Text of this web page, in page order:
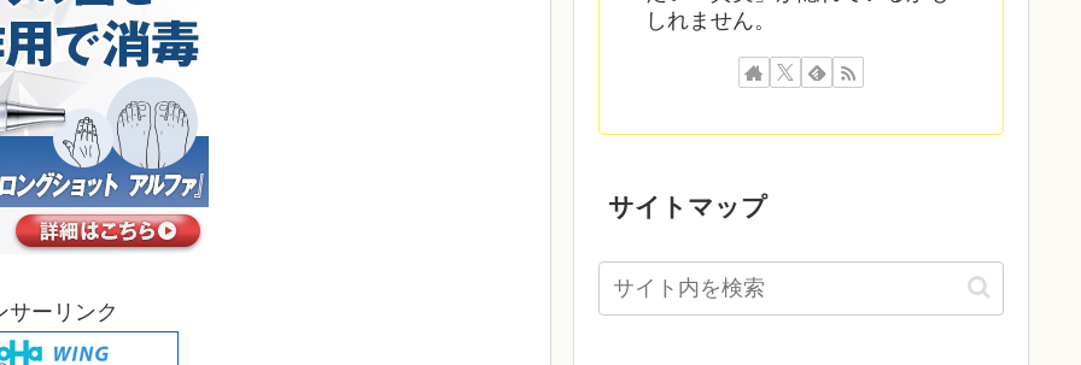
サーリンク
しれません。
サイトマップ